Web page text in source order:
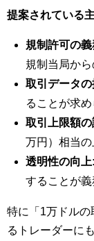
提案されている
規制許可の
規制当局から
取引データ
ることが求め
取引上限額
万円）相当
透明性の向上:
することが義
特に「1万ドル
るトレーダーに